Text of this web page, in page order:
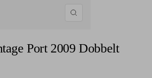
Zoom
Port 2009 Dobbelt